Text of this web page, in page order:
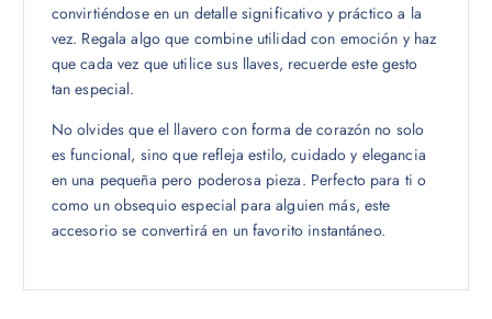
convirtiéndose en un detalle significativo y práctico a la
vez. Regala algo que combine utilidad con emoción y haz
que cada vez que utilice sus llaves, recuerde este gesto
tan especial.
No olvides que el llavero con forma de corazón no solo
es funcional, sino que refleja estilo, cuidado y elegancia
en una pequeña pero poderosa pieza. Perfecto para ti o
como un obsequio especial para alguien más, este
accesorio se convertirá en un favorito instantáneo.